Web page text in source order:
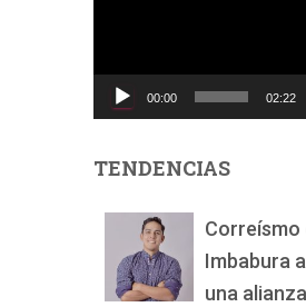
t
00:00 02:22
TENDENCIAS
Correísmo
Imbabura
una